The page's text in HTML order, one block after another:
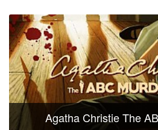
Agatha Christie The